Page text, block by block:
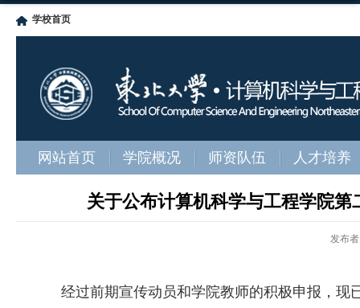
学校首页
网站首页 学院概况 师资队伍 人才培养
关于公布计算机科学与工程学院
发布
经过前期宣传动员和学院教师的积极申报，现